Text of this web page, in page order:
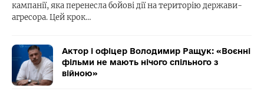
кампанії, яка перенесла бойові дії на територію держави-
агресора. Цей крок…
Актор і офіцер Володимир Ращук: «Воєнні
фільми не мають нічого спільного з
війною»